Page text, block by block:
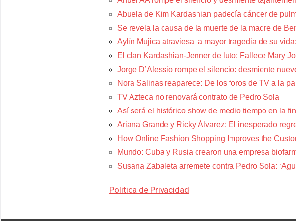
Abuela de Kim Kardashian padecía cáncer de
Se revela la causa de la muerte de la madre de
Aylín Mujica atraviesa la mayor tragedia de su
El clan Kardashian-Jenner de luto: Fallece Mary
Jorge D’Alessio rompe el silencio: desmiente
Nora Salinas reaparece: De los foros de TV a la
TV Azteca no renovará contrato de Pedro Sola
Así será el histórico show de medio tiempo en la
Ariana Grande y Ricky Álvarez: El inesperado
How Online Fashion Shopping Improves the
Mundo: Cuba y Rusia crearon una empresa
Susana Zabaleta arremete contra Pedro Sola:
Politica de Privacidad